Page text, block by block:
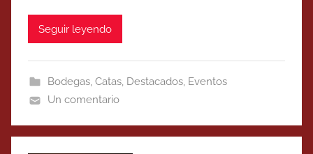
Seguir leyendo
Bodegas, Catas, Destacados, Eventos
Un comentario